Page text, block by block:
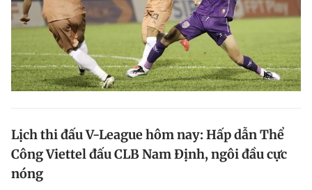
Lịch thi đấu V-League hôm nay: Hấp dẫn Thể
Công Viettel đấu CLB Nam Định, ngôi đầu cực
nóng